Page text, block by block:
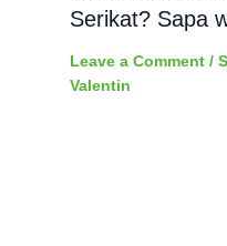
Serikat? Sapa
Leave a Comment /
Valentin